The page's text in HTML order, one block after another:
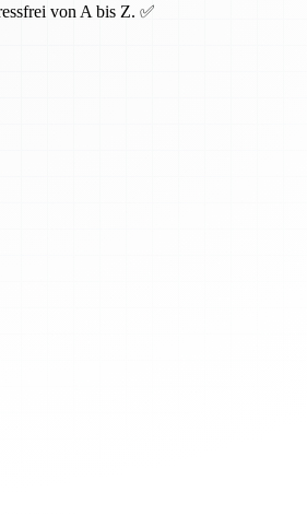
von A bis Z. ✅